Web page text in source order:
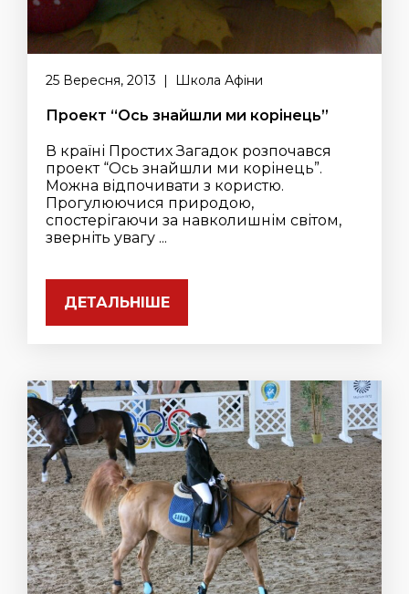
25 Вересня, 2013 | Школа Афіни
Проект “Ось знайшли ми корінець”
В країні Простих Загадок розпочався
проект “Ось знайшли ми корінець”.
Можна відпочивати з користю.
Прогулюючися природою,
спостерігаючи за навколишнім світом,
зверніть увагу ...
ДЕТАЛЬНІШЕ